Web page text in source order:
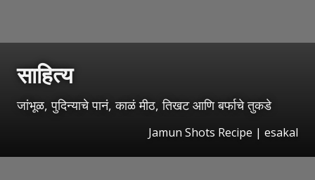
साहित्य
जांभूळ, पुदिन्याचे पानं, काळं मीठ, तिखट आणि बर्फाचे तुकडे
Jamun Shots Recipe | esakal